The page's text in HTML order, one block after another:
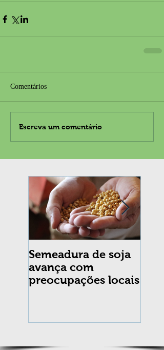
Semeadura de soja
avança com
preocupações locais
Comentários
Escreva um comentário